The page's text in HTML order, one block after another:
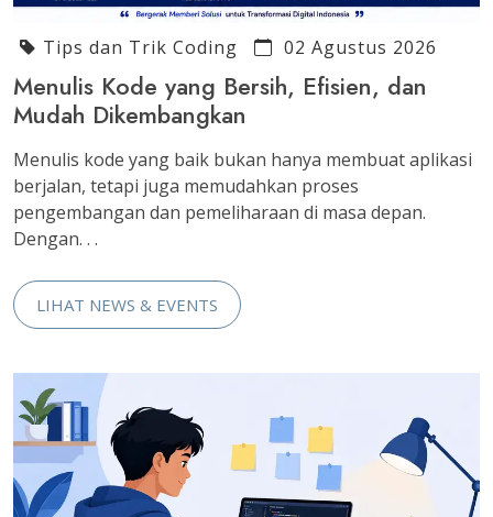
Tips dan Trik Coding 02 Agustus 2026
Menulis Kode yang Bersih, Efisien, dan
Mudah Dikembangkan
Menulis kode yang baik bukan hanya membuat aplikasi
berjalan, tetapi juga memudahkan proses
pengembangan dan pemeliharaan di masa depan.
Dengan. . .
LIHAT NEWS & EVENTS